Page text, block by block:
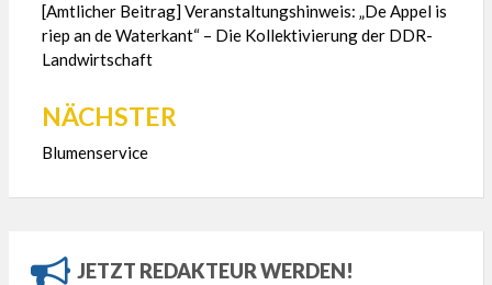
[Amtlicher Beitrag] Veranstaltungshinweis: „De Appel is
riep an de Waterkant“ – Die Kollektivierung der DDR-
Landwirtschaft
NÄCHSTER
Blumenservice
JETZT REDAKTEUR WERDEN!